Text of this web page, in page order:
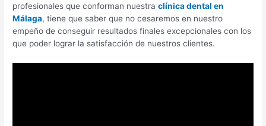
profesionales que conforman nuestraclínica dental en
Málaga, tiene que saber que no cesaremos en nuestro
empeño de conseguir resultados finales excepcionales con los
que poder lograr la satisfacción de nuestros clientes.